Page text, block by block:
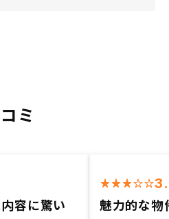
ミ
容に驚い
魅力的な物